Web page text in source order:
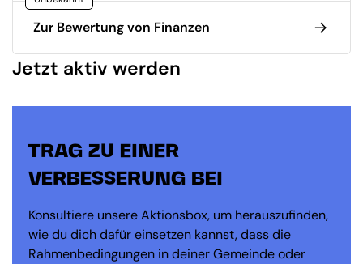
Zur Bewertung von Finanzen
Jetzt aktiv werden
TRAG ZU EINER
VERBESSERUNG BEI
Konsultiere unsere Aktionsbox, um herauszufinden,
wie du dich dafür einsetzen kannst, dass die
Rahmenbedingungen in deiner Gemeinde oder